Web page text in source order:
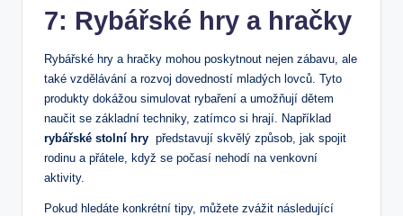
7: Rybářské hry a hračky
Rybářské hry​ a hračky mohou poskytnout nejen ⁤zábavu,‍ ale
⁤také vzdělávání a⁤ rozvoj dovedností‌ mladých lovců. Tyto
produkty⁤ dokážou ⁢simulovat rybaření a ​umožňují dětem
naučit​ se základní‌ techniky, zatímco si⁣ hrají. Například
rybářské stolní hry ‍ představují skvělý způsob, jak spojit
rodinu a přátele, ⁢když se ⁣počasí nehodí na venkovní
aktivity.
Pokud hledáte ​konkrétní tipy, ‍můžete⁣ zvážit následující